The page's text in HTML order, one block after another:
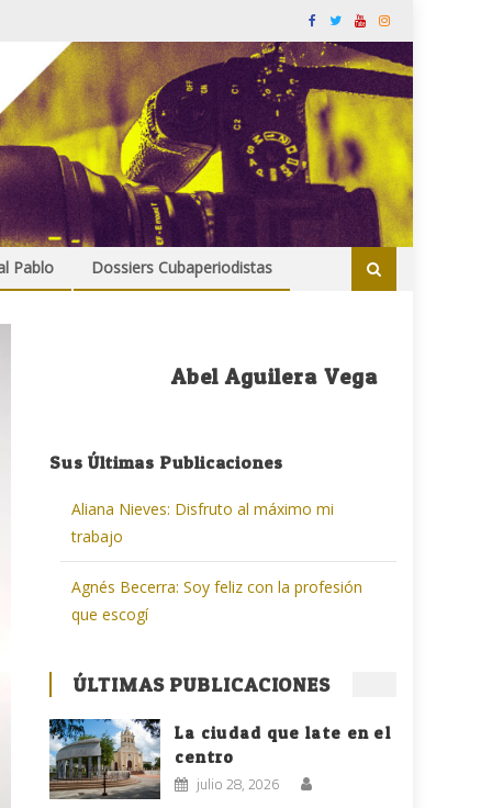
Pablo Dossiers Cubaperiodistas
Abel Aguilera Vega
Sus Últimas Publicaciones
Aliana Nieves: Disfruto al máximo mi
trabajo
Agnés Becerra: Soy feliz con la profesión
que escogí
ÚLTIMAS PUBLICACIONES
La ciudad que late en el
centro
julio 28, 2026